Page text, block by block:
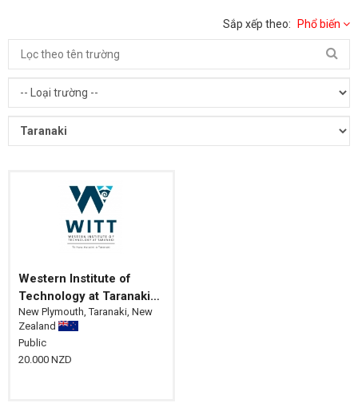
Sắp xếp theo: Phổ biến
Western Institute of
Technology at Taranaki
(WITT)
New Plymouth, Taranaki, New
Zealand
Public
20.000 NZD